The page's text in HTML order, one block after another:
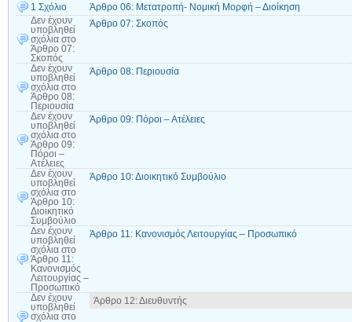
1 Σχόλιο
Άρθρο 06: Μετατροπή- Νομική Μορφή – Διοίκηση
Δεν έχουν
υποβληθεί
σχόλια στο
Άρθρο 07:
Σκοπός
Άρθρο 07: Σκοπός
Δεν έχουν
υποβληθεί
σχόλια στο
Άρθρο 08:
Περιουσία
Άρθρο 08: Περιουσία
Δεν έχουν
υποβληθεί
σχόλια στο
Άρθρο 09:
Πόροι –
Ατέλειες
Άρθρο 09: Πόροι – Ατέλειες
Δεν έχουν
υποβληθεί
σχόλια στο
Άρθρο 10:
Διοικητικό
Συμβούλιο
Άρθρο 10: Διοικητικό Συμβούλιο
Δεν έχουν
υποβληθεί
σχόλια στο
Άρθρο 11:
Κανονισμός
Λειτουργίας –
Προσωπικό
Άρθρο 11: Κανονισμός Λειτουργίας – Προσωπικό
Δεν έχουν
υποβληθεί
σχόλια στο
Άρθρο 12: Διευθυντής